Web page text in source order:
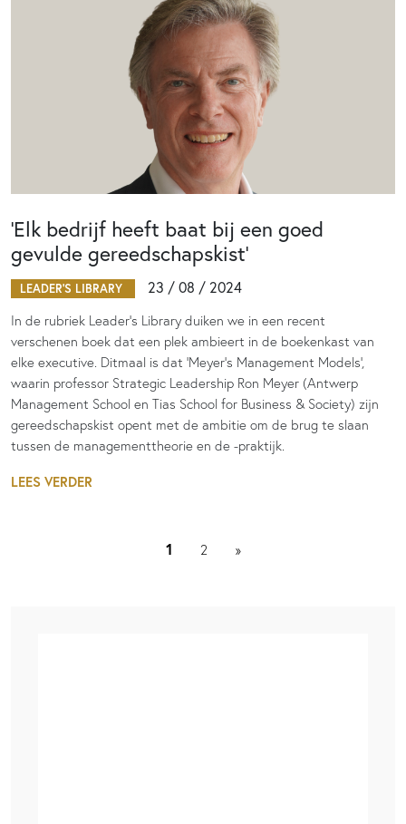
‘Elk bedrijf heeft baat bij een goed
gevulde gereedschapskist’
LEADER'S LIBRARY 23 / 08 / 2024
In de rubriek Leader's Library duiken we in een recent
verschenen boek dat een plek ambieert in de boekenkast van
elke executive. Ditmaal is dat ‘Meyer’s Management Models’,
waarin professor Strategic Leadership Ron Meyer (Antwerp
Management School en Tias School for Business & Society) zijn
gereedschapskist opent met de ambitie om de brug te slaan
tussen de managementtheorie en de -praktijk.
LEES VERDER
1 2 »